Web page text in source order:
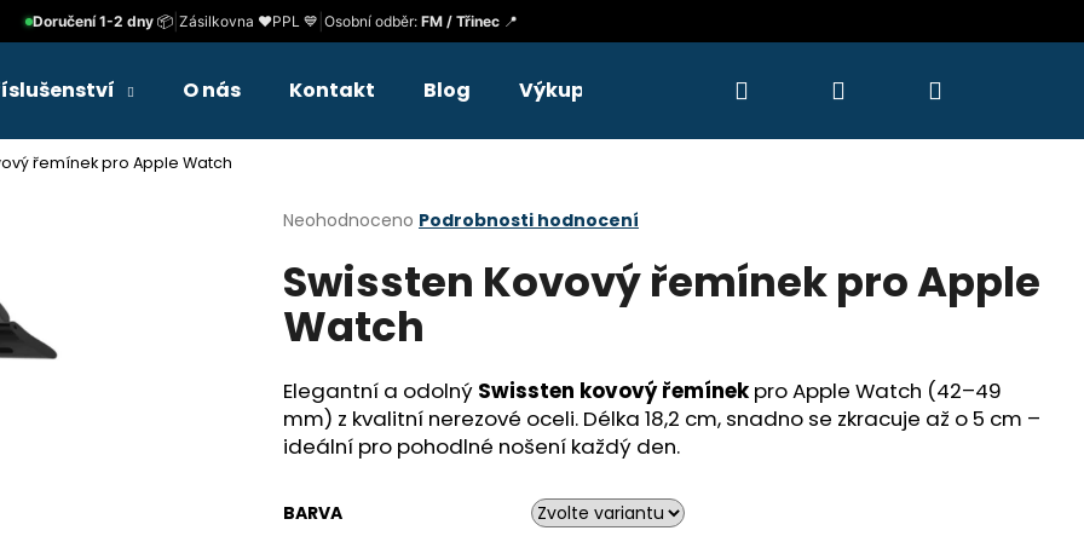
Doručení 1-2 dny📦| Zásilkovna ❤️PPL 💙 Osobní odběr: FM / Třinec📍
O nás Kontakt Blog Výkupy Přihlášení
řemínek pro Apple Watch
Průměrné
produktu
je
0,0
z
hvězdiček.
Neohodnoceno Podrobnosti hodnocení
Swissten Kovový řemínek pro Apple
Watch
Elegantní a odolný Swissten kovový řemínek pro Apple Watch (42–49
mm) z kvalitní nerezové oceli. Délka 18,2 cm, snadno se zkracuje až o 5 cm –
ideální pro pohodlné nošení každý den.
BARVA
Co potřebujete najít?
HLEDAT